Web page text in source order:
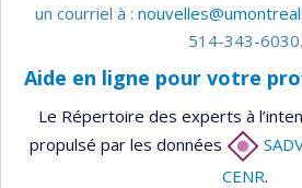
un courriel à :
514-343-6030.
Aide en ligne pour votre
Le Répertoire des experts à
propulsé par les données
CENR.